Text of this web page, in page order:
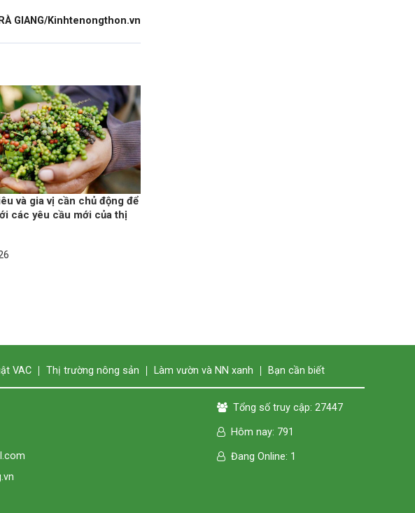
GIANG/Kinhtenongthon.vn
và gia vị cần chủ động để
các yêu cầu mới của thị
VAC Thị trường nông sản Làm vườn và NN xanh Bạn cần biết
Tổng số truy cập: 27447
Hôm nay: 791
Đang Online: 1